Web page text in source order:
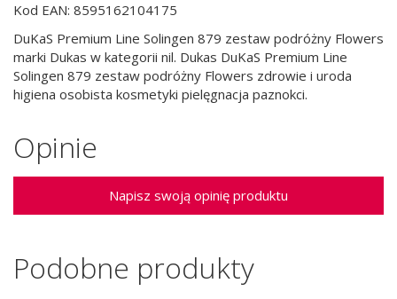
Kod EAN: 8595162104175
DuKaS Premium Line Solingen 879 zestaw podróżny Flowers
marki Dukas w kategorii nil. Dukas DuKaS Premium Line
Solingen 879 zestaw podróżny Flowers zdrowie i uroda
higiena osobista kosmetyki pielęgnacja paznokci.
Opinie
Napisz swoją opinię produktu
Podobne produkty